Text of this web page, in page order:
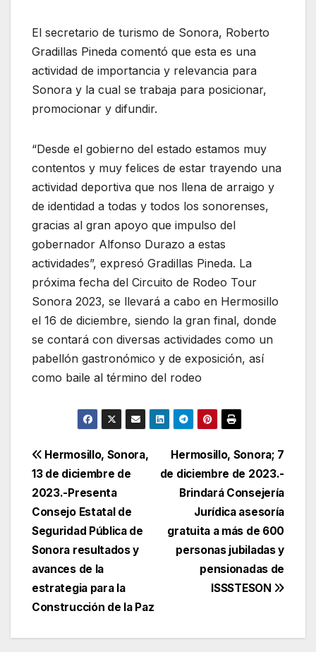
El secretario de turismo de Sonora, Roberto
Gradillas Pineda comentó que esta es una
actividad de importancia y relevancia para
Sonora y la cual se trabaja para posicionar,
promocionar y difundir.
“Desde el gobierno del estado estamos muy
contentos y muy felices de estar trayendo una
actividad deportiva que nos llena de arraigo y
de identidad a todas y todos los sonorenses,
gracias al gran apoyo que impulso del
gobernador Alfonso Durazo a estas
actividades”, expresó Gradillas Pineda. La
próxima fecha del Circuito de Rodeo Tour
Sonora 2023, se llevará a cabo en Hermosillo
el 16 de diciembre, siendo la gran final, donde
se contará con diversas actividades como un
pabellón gastronómico y de exposición, así
como baile al término del rodeo
Navegación
de
entradas
Hermosillo, Sonora; 7
de diciembre de 2023.-
Brindará Consejería
Jurídica asesoría
gratuita a más de 600
personas jubiladas y
pensionadas de
ISSSTESON
Hermosillo, Sonora,
13 de diciembre de
2023.-Presenta
Consejo Estatal de
Seguridad Pública de
Sonora resultados y
avances de la
estrategia para la
Construcción de la Paz